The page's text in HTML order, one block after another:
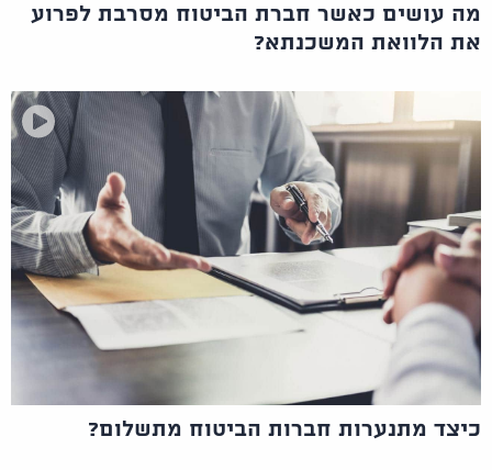
מה עושים כאשר חברת הביטוח מסרבת לפרוע
את הלוואת המשכנתא?
כיצד מתנערות חברות הביטוח מתשלום?